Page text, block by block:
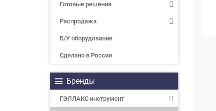
Готовые решения
Распродажа
Б/У оборудование
Сделано в России
Бренды
ГЭЛЛАКС инструмент